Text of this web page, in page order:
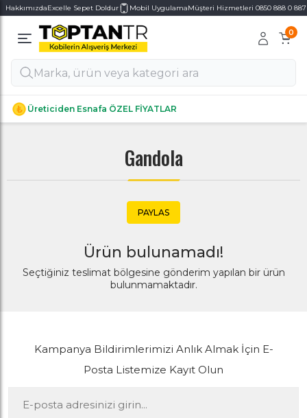
HakkımızdaExcelle Sepet Doldur Mobil UygulamaMüşteri Hizmetleri 0850 888 0 887
0
Üreticiden Esnafa ÖZEL FİYATLAR
Alt Kategoriler
Alt Kategoriler
Gandola
PAYLAS
Ürün bulunamadı!
Seçtiğiniz teslimat bölgesine gönderim yapılan bir ürün
bulunmamaktadır.
Kampanya Bildirimlerimizi Anlık Almak İçin E-
Posta Listemize Kayıt Olun